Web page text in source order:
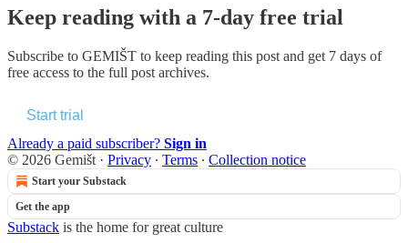
Keep reading with a 7-day free trial
Subscribe to GEMIŠT to keep reading this post and get 7 days of
free access to the full post archives.
Start trial
Already a paid subscriber? Sign in
© 2026 Gemišt · Privacy ∙ Terms ∙ Collection notice
Start your Substack
Get the app
Substack is the home for great culture